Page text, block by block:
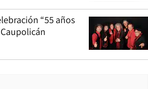
“55 años